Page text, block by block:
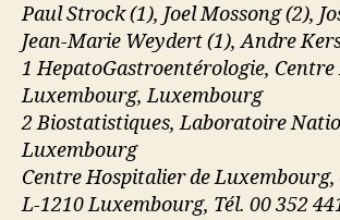
Paul Strock (1), Joel Mossong (2),
Jean-Marie Weydert (1), Andre
1 HepatoGastroentérologie,
Luxembourg, Luxembourg
2 Biostatistiques, Laboratoire
Luxembourg
Centre Hospitalier de Luxembourg,
L-1210 Luxembourg, Tél. 00 352